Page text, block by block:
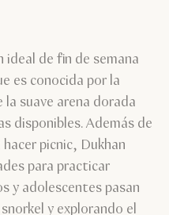
ideal de fin de semana
es conocida por la
suave arena dorada
disponibles. Además de
picnic, Dukhan
para practicar
y adolescentes pasan
y explorando el